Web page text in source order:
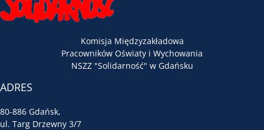
Komisja Międzyzakładowa
Pracowników Oświaty i Wychowania
NSZZ "Solidarność" w Gdańsku
ADRES
80-886 Gdańsk,
ul. Targ Drzewny 3/7